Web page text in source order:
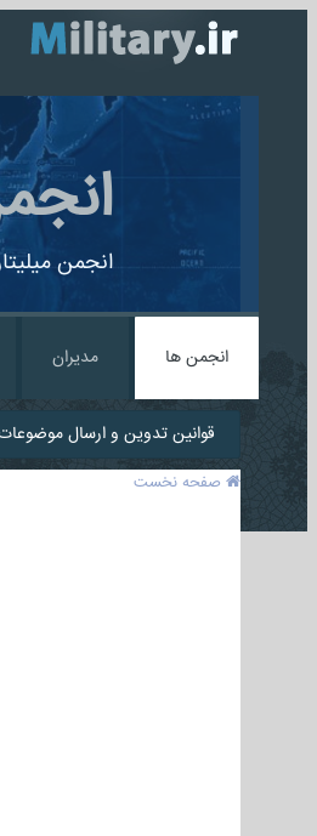
انجمن
انجمن ها مدیران
قوانین تدوین و ارسال
صفحه نخست